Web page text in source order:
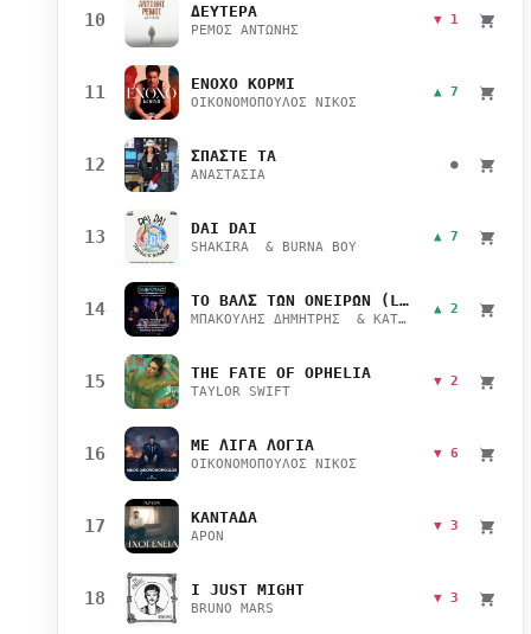
10 ΔΕΥΤΕΡΑ
ΡΕΜΟΣ ΑΝΤΩΝΗΣ
▼ 1
11 ΕΝΟΧΟ ΚΟΡΜΙ
ΟΙΚΟΝΟΜΟΠΟΥΛΟΣ ΝΙΚΟΣ
▲ 7
12 ΣΠΑΣΤΕ ΤΑ
ΑΝΑΣΤΑΣΙΑ
●
13 DAI DAI
SHAKIRA & BURNA BOY
▲ 7
14 ΤΟ ΒΑΛΣ ΤΩΝ ΟΝΕΙΡΩΝ (LIVE)
ΜΠΑΚΟΥΛΗΣ ΔΗΜΗΤΡΗΣ & ΚΑΤΣΙΜΙΧΑ ΜΑΡΙΑΝΑ
▲ 2
15 THE FATE OF OPHELIA
TAYLOR SWIFT
▼ 2
16 ΜΕ ΛΙΓΑ ΛΟΓΙΑ
ΟΙΚΟΝΟΜΟΠΟΥΛΟΣ ΝΙΚΟΣ
▼ 6
17 ΚΑΝΤΑΔΑ
APON
▼ 3
18 I JUST MIGHT
BRUNO MARS
▼ 3